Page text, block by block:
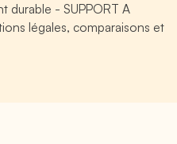
durable - SUPPORT A
légales, comparaisons et